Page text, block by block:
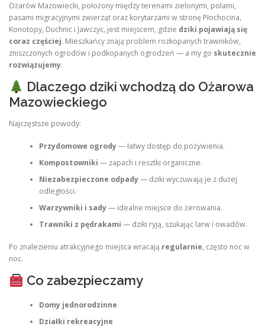
Ożarów Mazowiecki, położony między terenami zielonymi, polami,
pasami migracyjnymi zwierząt oraz korytarzami w stronę Płochocina,
Konotopy, Duchnic i Jawczyc, jest miejscem, gdzie dziki pojawiają się
coraz częściej. Mieszkańcy znają problem rozkopanych trawników,
zniszczonych ogrodów i podkopanych ogrodzeń — a my go skutecznie
rozwiązujemy.
Dlaczego dziki wchodzą do Ożarowa
Mazowieckiego
Najczęstsze powody:
Przydomowe ogrody— łatwy dostęp do pożywienia.
Kompostowniki — zapach i resztki organiczne.
Niezabezpieczone odpady— dziki wyczuwają je z dużej
odległości.
Warzywniki i sady— idealne miejsce do żerowania.
Trawniki z pędrakami — dziki ryją, szukając larw i owadów.
Po znalezieniu atrakcyjnego miejsca wracają regularnie, często noc w
noc.
Co zabezpieczamy
Domy jednorodzinne
Działki rekreacyjne